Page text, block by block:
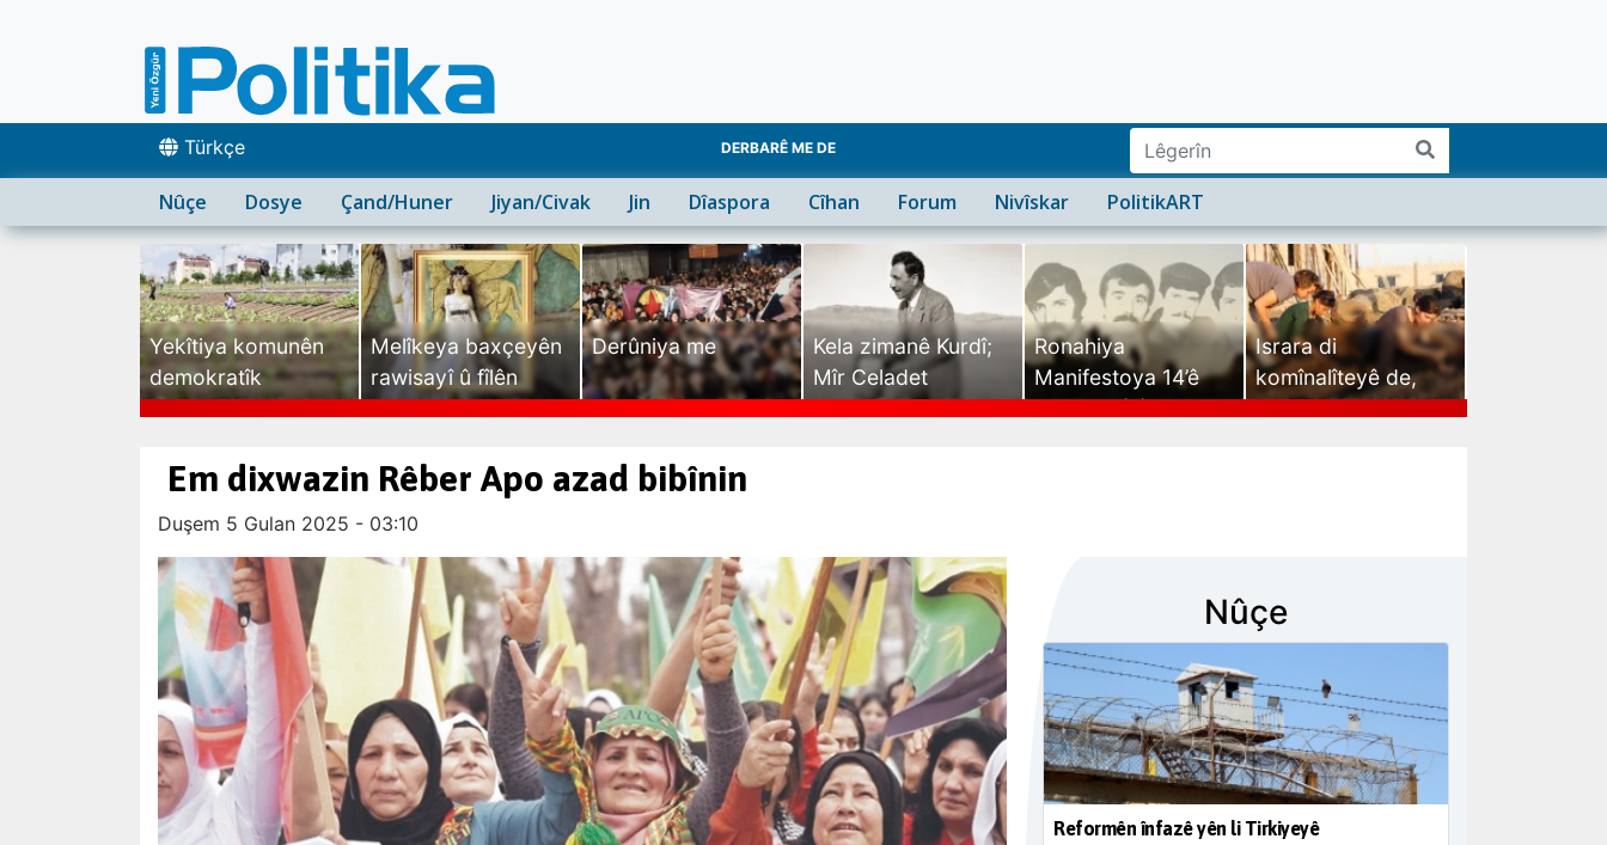
Türkçe DERBARÊ ME DE
Nûçe Dosye Çand/Huner Jiyan/Civak Jin Dîaspora Cîhan Forum Nivîskar PolitikART
Yekîtiya komunên
demokratîk
Melîkeya baxçeyên
rawisayî û fîlên
Derûniya me
Kela zimanê Kurdî;
Mîr Celadet
Ronahiya
Manifestoya 14’ê
Israra di
komînalîteyê de,
Em dixwazin Rêber Apo azad bibînin
Duşem 5 Gulan 2025 - 03:10
Nûçe
Reformên înfazê yên li Tirkiyeyê